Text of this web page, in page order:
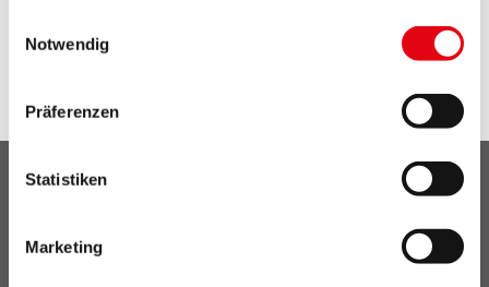
Notwendig
Präferenzen
Statistiken
Marketing
Klicken